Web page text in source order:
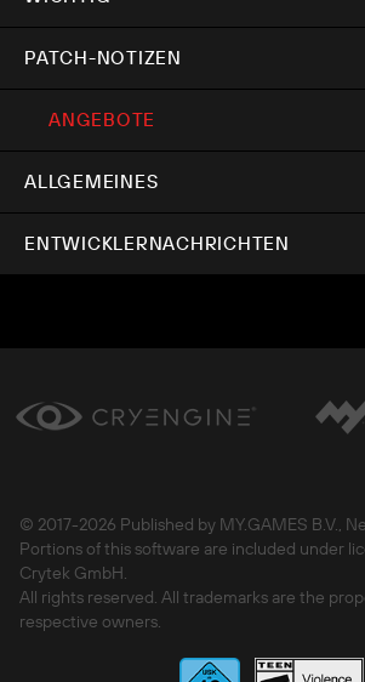
PATCH-NOTIZEN
ANGEBOTE
ALLGEMEINES
ENTWICKLERNACHRICHTEN
© 2017-2026 Published by MY.GAMES B.V.,
Portions of this software are included under
Crytek GmbH.
All rights reserved. All trademarks are the
respective owners.